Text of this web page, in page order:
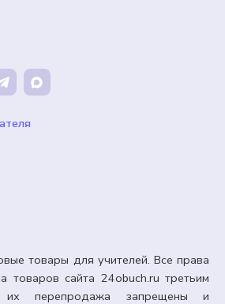
В корзину
товары для учителей. Все права
товаров сайта 24obuch.ru третьим
перепродажа запрещены и